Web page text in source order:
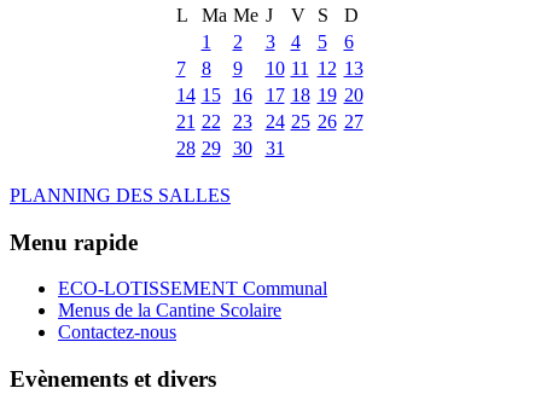
L
Ma Me J V S
D
1
2 3 4 5
6
7
8 9 10 11 12 13
14 15 16 17 18 19 20
21 22 23 24 25 26 27
28 29 30 31
PLANNING DES SALLES
Menu rapide
ECO-LOTISSEMENT Communal
Menus de la Cantine Scolaire
Contactez-nous
Evènements et divers